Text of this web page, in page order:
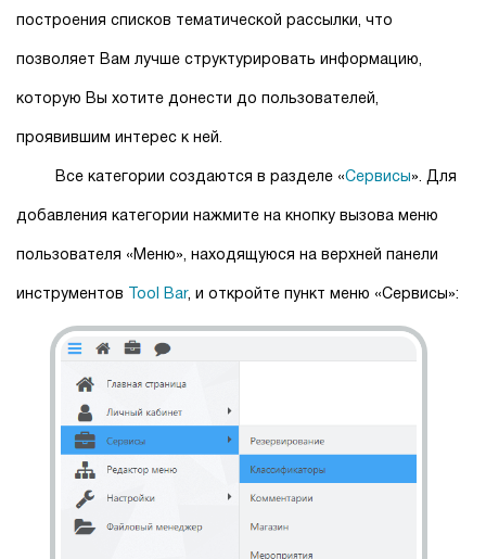
построения списков тематической рассылки, что
позволяет Вам лучше структурировать информацию,
которую Вы хотите донести до пользователей,
проявившим интерес к ней.
Все категории создаются в разделе «Сервисы». Для
добавления категории нажмите на кнопку вызова меню
пользователя «Меню», находящуюся на верхней панели
инструментов Tool Bar, и откройте пункт меню «Сервисы»: